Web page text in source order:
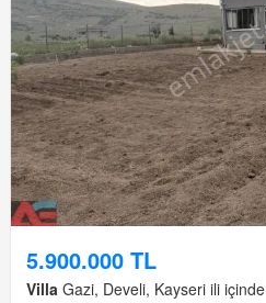
5.900.000 TL
Villa Gazi, Develi, Kayseri ili içinde